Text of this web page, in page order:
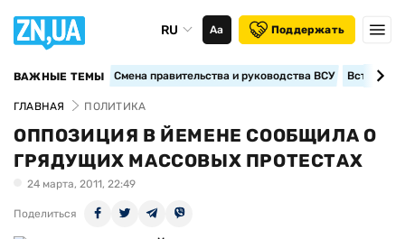
RU Аа Поддержать
ВАЖНЫЕ ТЕМЫ Смена правительства и руководства ВСУ
ГЛАВНАЯ ПОЛИТИКА
ОППОЗИЦИЯ В ЙЕМЕНЕ СООБЩИЛА О
ГРЯДУЩИХ МАССОВЫХ ПРОТЕСТАХ
24 марта, 2011, 22:49
Поделиться